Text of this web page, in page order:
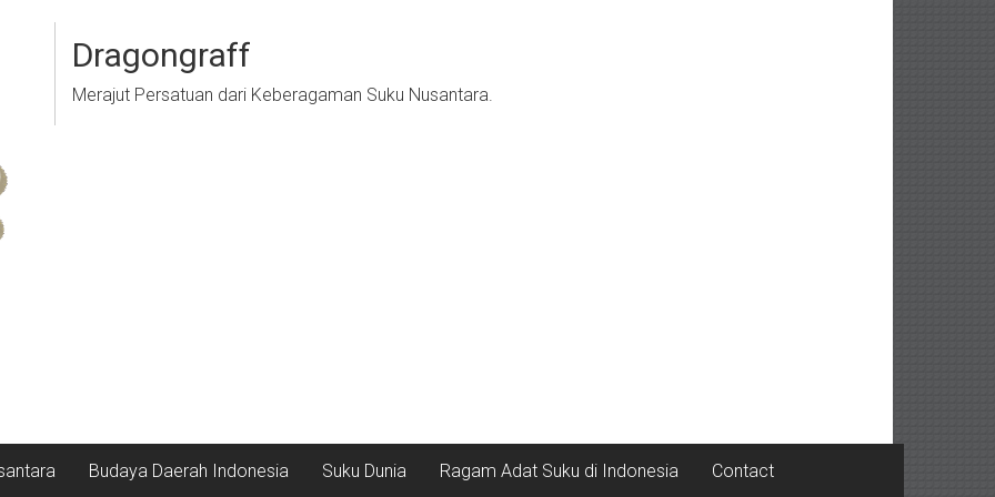
Dragongraff
Merajut Persatuan dari Keberagaman Suku Nusantara.
Budaya Daerah Indonesia Suku Dunia Ragam Adat Suku di Indonesia Contact